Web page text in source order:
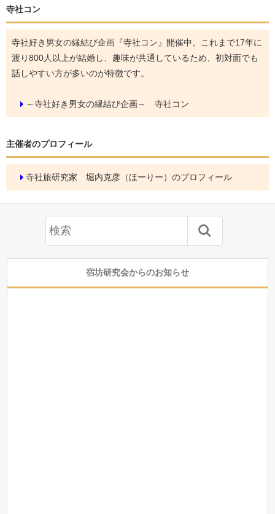
寺社コン
寺社好き男女の縁結び企画『寺社コン』開催中。これまで17年に
渡り800人以上が結婚し、趣味が共通しているため、初対面でも
話しやすい方が多いのが特徴です。
～寺社好き男女の縁結び企画～ 寺社コン
主催者のプロフィール
寺社旅研究家 堀内克彦（ほーりー）のプロフィール
宿坊研究会からのお知らせ